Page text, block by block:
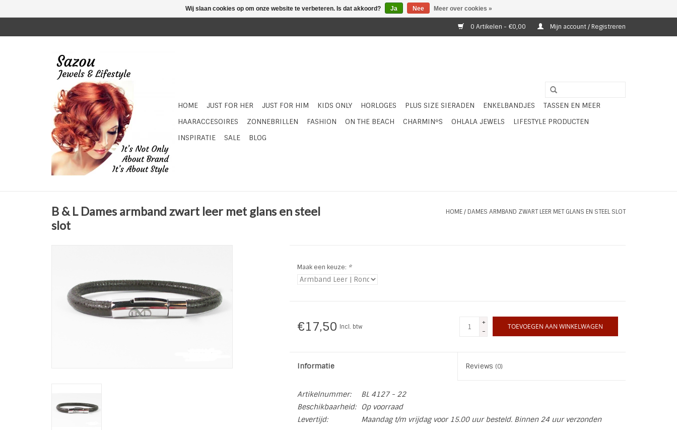
0 Artikelen - €0,00 Mijn account / Registreren
HOME JUST FOR HER JUST FOR HIM KIDS ONLY HORLOGES PLUS SIZE SIERADEN ENKELBANDJES
TASSEN EN MEER
HAARACCESOIRES
ZONNEBRILLEN FASHION ON THE BEACH CHARMIN*S OHLALA JEWELS
LIFESTYLE PRODUCTEN
INSPIRATIE
SALE BLOG
B & L Dames armband zwart leer met glans en steel
slot
HOME/ DAMES ARMBAND ZWART LEER MET GLANS EN STEEL SLOT
Maak een keuze: *
€17,50 Incl. btw
+
-
TOEVOEGEN AAN WINKELWAGEN
Informatie Reviews (0)
Artikelnummer:
BL 4127 - 22
Beschikbaarheid:
Op voorraad
Levertijd:
Maandag t/m vrijdag voor 15.00 uur besteld. Binnen 24 uur verzonden
Wij slaan cookies op om onze website te verbeteren. Is dat akkoord? Ja Nee Meer over cookies »